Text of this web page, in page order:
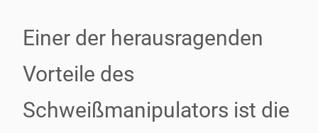
Einer der herausragenden
Vorteile des
Schweißmanipulators ist die